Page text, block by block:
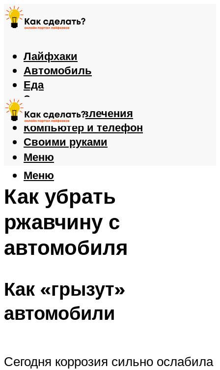
Лайфхаки
Автомобиль
Еда
Здоровье
Игры и развлечения
Компьютер и телефон
Своими руками
Меню
Меню
Как убрать
ржавчину с
автомобиля
Как «грызут»
автомобили
Сегодня коррозия сильно ослабила